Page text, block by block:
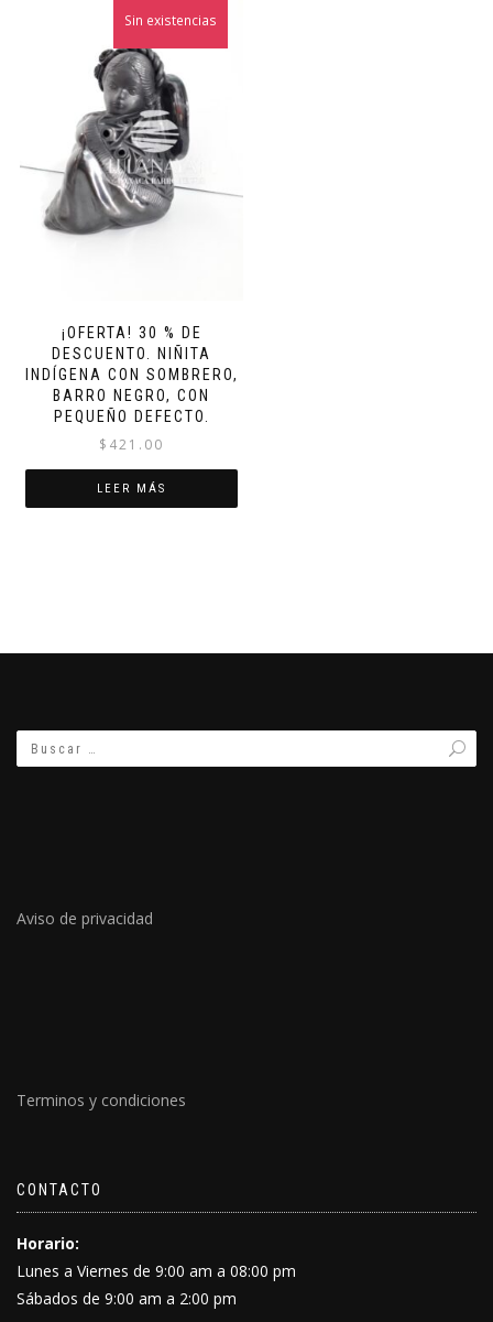
¡OFERTA! 30 % DE
DESCUENTO. NIÑITA
INDÍGENA CON SOMBRERO,
BARRO NEGRO, CON
PEQUEÑO DEFECTO.
$ 421.00
Sin existencias
LEER MÁS
Aviso de privacidad
Terminos y condiciones
CONTACTO
Horario:
Lunes a Viernes de 9:00 am a 08:00 pm
Sábados de 9:00 am a 2:00 pm